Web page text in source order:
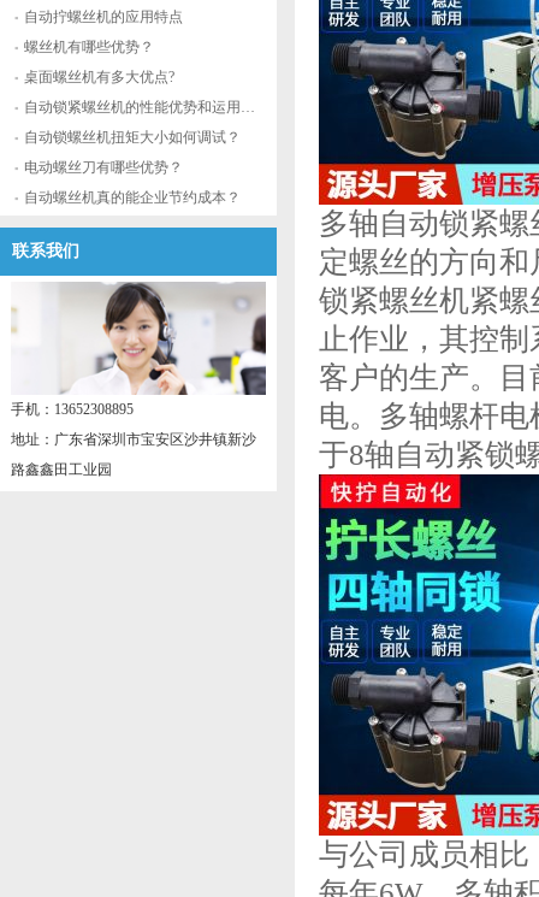
自动拧螺丝机的应用特点
螺丝机有哪些优势？
桌面螺丝机有多大优点?
自动锁紧螺丝机的性能优势和运用流程
自动锁螺丝机扭矩大小如何调试？
电动螺丝刀有哪些优势？
自动螺丝机真的能企业节约成本？
联系我们
手机：13652308895
地址：广东省深圳市宝安区沙井镇新沙
路鑫鑫田工业园
多轴自动锁紧
定螺丝的方向
锁紧螺丝机紧
止作业，其控
客户的生产。
电。多轴螺杆
于8轴自动紧锁
与公司成员相